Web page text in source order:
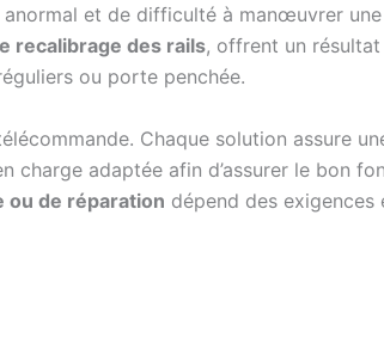
et de difficulté à manœuvrer
recalibrage des rails, offrent un
ou porte penchée.
Chaque solution assure
charge adaptée afin d’assurer le bon
ou de réparation dépend des exigences